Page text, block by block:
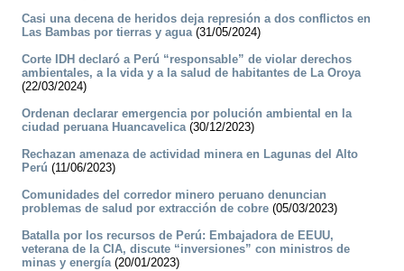
Casi una decena de heridos deja represión a dos conflictos en
Las Bambas por tierras y agua(31/05/2024)
Corte IDH declaró a Perú “responsable” de violar derechos
ambientales, a la vida y a la salud de habitantes de La Oroya
(22/03/2024)
Ordenan declarar emergencia por polución ambiental en la
ciudad peruana Huancavelica(30/12/2023)
Rechazan amenaza de actividad minera en Lagunas del Alto
Perú (11/06/2023)
Comunidades del corredor minero peruano denuncian
problemas de salud por extracción de cobre (05/03/2023)
Batalla por los recursos de Perú: Embajadora de EEUU,
veterana de la CIA, discute “inversiones” con ministros de
minas y energía(20/01/2023)